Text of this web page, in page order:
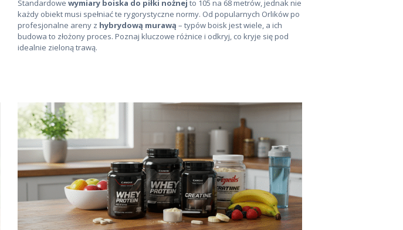
Standardowe wymiary boiska do piłki nożnej to 105 na 68 metrów, jednak nie
każdy obiekt musi spełniać te rygorystyczne normy. Od popularnych Orlików po
profesjonalne areny z hybrydową murawą – typów boisk jest wiele, a ich
budowa to złożony proces. Poznaj kluczowe różnice i odkryj, co kryje się pod
idealnie zieloną trawą.